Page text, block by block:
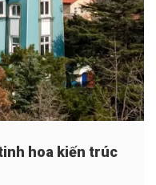
hoa kiến trúc